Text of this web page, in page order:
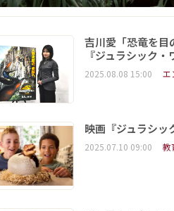
吉川愛「恐竜を目
『ジュラシック
2025.08.08 15:00 エ
映画『ジュラシッ
2025.07.10 09:00 教